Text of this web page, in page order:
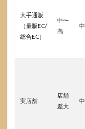
大手通販
（量販EC/
総合EC）
中〜
高
中
実店舗
店舗
差大
中